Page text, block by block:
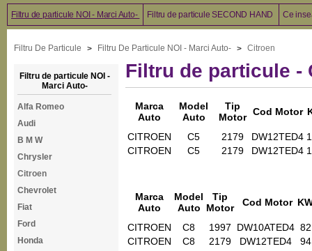
Filtru de particule NOI - Marci Auto- Filtru de particule SECOND HAND Ce
Filtru De Particule > Filtru De Particule NOI - Marci Auto- > Citroen
Filtru de particule NOI -
Marci Auto-
Alfa Romeo
Audi
B M W
Chrysler
Citroen
Chevrolet
Fiat
Ford
Honda
Filtru de particule -
Marca
Auto
Model
Auto
Tip
Motor Cod Motor
CITROEN C5 2179 DW12TED4
CITROEN
C5 2179 DW12TED4
Marca
Auto
Model
Auto
Tip
Motor
Cod Motor
CITROEN C8 1997 DW10ATED4 82
CITROEN
C8 2179 DW12TED4 94